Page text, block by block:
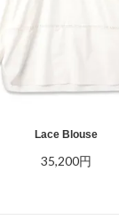
Lace Blouse
35,200円